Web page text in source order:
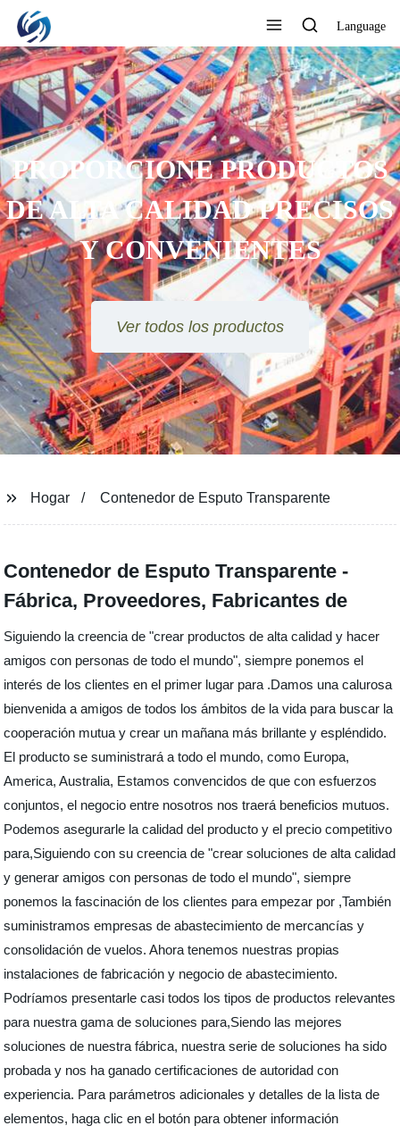
Language
PROPORCIONE PRODUCTOS
DE ALTA CALIDAD PRECISOS
Y CONVENIENTES
Ver todos los productos
Hogar Contenedor de Esputo Transparente
Contenedor de Esputo Transparente -
Fábrica, Proveedores, Fabricantes de
Siguiendo la creencia de "crear productos de alta calidad y hacer
amigos con personas de todo el mundo", siempre ponemos el
interés de los clientes en el primer lugar para .Damos una calurosa
bienvenida a amigos de todos los ámbitos de la vida para buscar la
cooperación mutua y crear un mañana más brillante y espléndido.
El producto se suministrará a todo el mundo, como Europa,
America, Australia, Estamos convencidos de que con esfuerzos
conjuntos, el negocio entre nosotros nos traerá beneficios mutuos.
Podemos asegurarle la calidad del producto y el precio competitivo
para,Siguiendo con su creencia de "crear soluciones de alta calidad
y generar amigos con personas de todo el mundo", siempre
ponemos la fascinación de los clientes para empezar por ,También
suministramos empresas de abastecimiento de mercancías y
consolidación de vuelos. Ahora tenemos nuestras propias
instalaciones de fabricación y negocio de abastecimiento.
Podríamos presentarle casi todos los tipos de productos relevantes
para nuestra gama de soluciones para,Siendo las mejores
soluciones de nuestra fábrica, nuestra serie de soluciones ha sido
probada y nos ha ganado certificaciones de autoridad con
experiencia. Para parámetros adicionales y detalles de la lista de
elementos, haga clic en el botón para obtener información